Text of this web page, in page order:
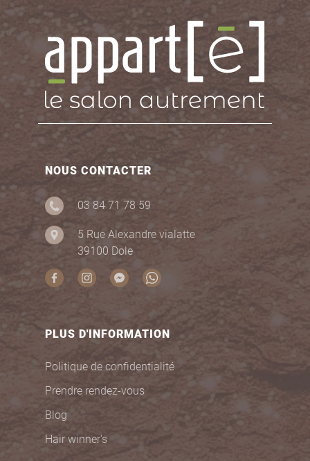
NOUS CONTACTER
03 84 71 78 59
5 Rue Alexandre vialatte
39100 Dole
PLUS D'INFORMATION
Politique de confidentialité
Prendre rendez-vous
Blog
Hair winner's